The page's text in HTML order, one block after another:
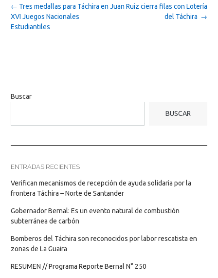
Post
navigation
Juan Ruiz cierra filas con Lotería
del Táchira →
← Tres medallas para Táchira en
XVI Juegos Nacionales
Estudiantiles
Buscar
BUSCAR
ENTRADAS RECIENTES
Verifican mecanismos de recepción de ayuda solidaria por la
frontera Táchira – Norte de Santander
Gobernador Bernal: Es un evento natural de combustión
subterránea de carbón
Bomberos del Táchira son reconocidos por labor rescatista en
zonas de La Guaira
RESUMEN // Programa Reporte Bernal N° 250